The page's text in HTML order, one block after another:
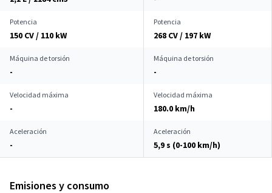
Potencia
150 CV / 110 kW
Potencia
268 CV / 197 kW
Máquina de torsión
-
Máquina de torsión
-
Velocidad máxima
-
Velocidad máxima
180.0 km/h
Aceleración
-
Aceleración
5,9 s (0-100 km/h)
Emisiones y consumo